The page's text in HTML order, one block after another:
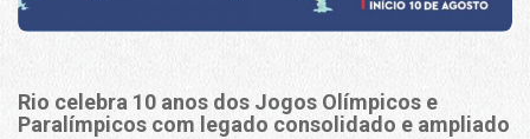
Rio celebra 10 anos dos Jogos Olímpicos e
Paralímpicos com legado consolidado e ampliado